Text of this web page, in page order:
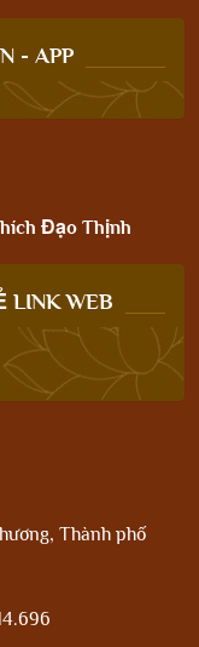
- APP
Đạo Thịnh
LINK WEB
Thành phố